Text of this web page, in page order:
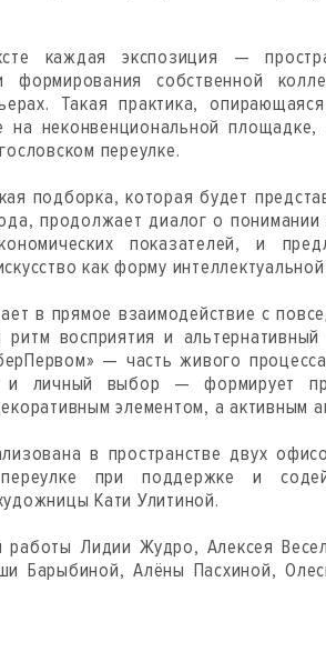
каждая экспозиция —
формирования собственной
Такая практика,
на неконвенциональной
переулке.
подборка, которая будет
продолжает диалог о понимании
показателей, и
как форму
в прямое взаимодействие с
ритм восприятия и
— часть живого
и личный выбор — формирует
элементом, а активным
в пространстве двух
при поддержке и
Кати Улитиной.
работы Лидии Жудро, Алексея
Барыбиной, Алёны Пасхиной,